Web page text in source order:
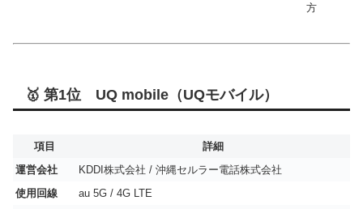
方
🥇 第1位 UQ mobile（UQモバイル）
項目
詳細
運営会社
KDDI株式会社 / 沖縄セルラー電話株式会社
使用回線
au 5G / 4G LTE